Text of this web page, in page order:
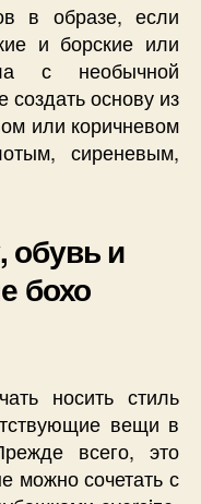
в образе, если
и борские или
с необычной
создать основу из
или коричневом
сиреневым,
и
бохо
носить стиль
вещи в
всего, это
можно сочетать с